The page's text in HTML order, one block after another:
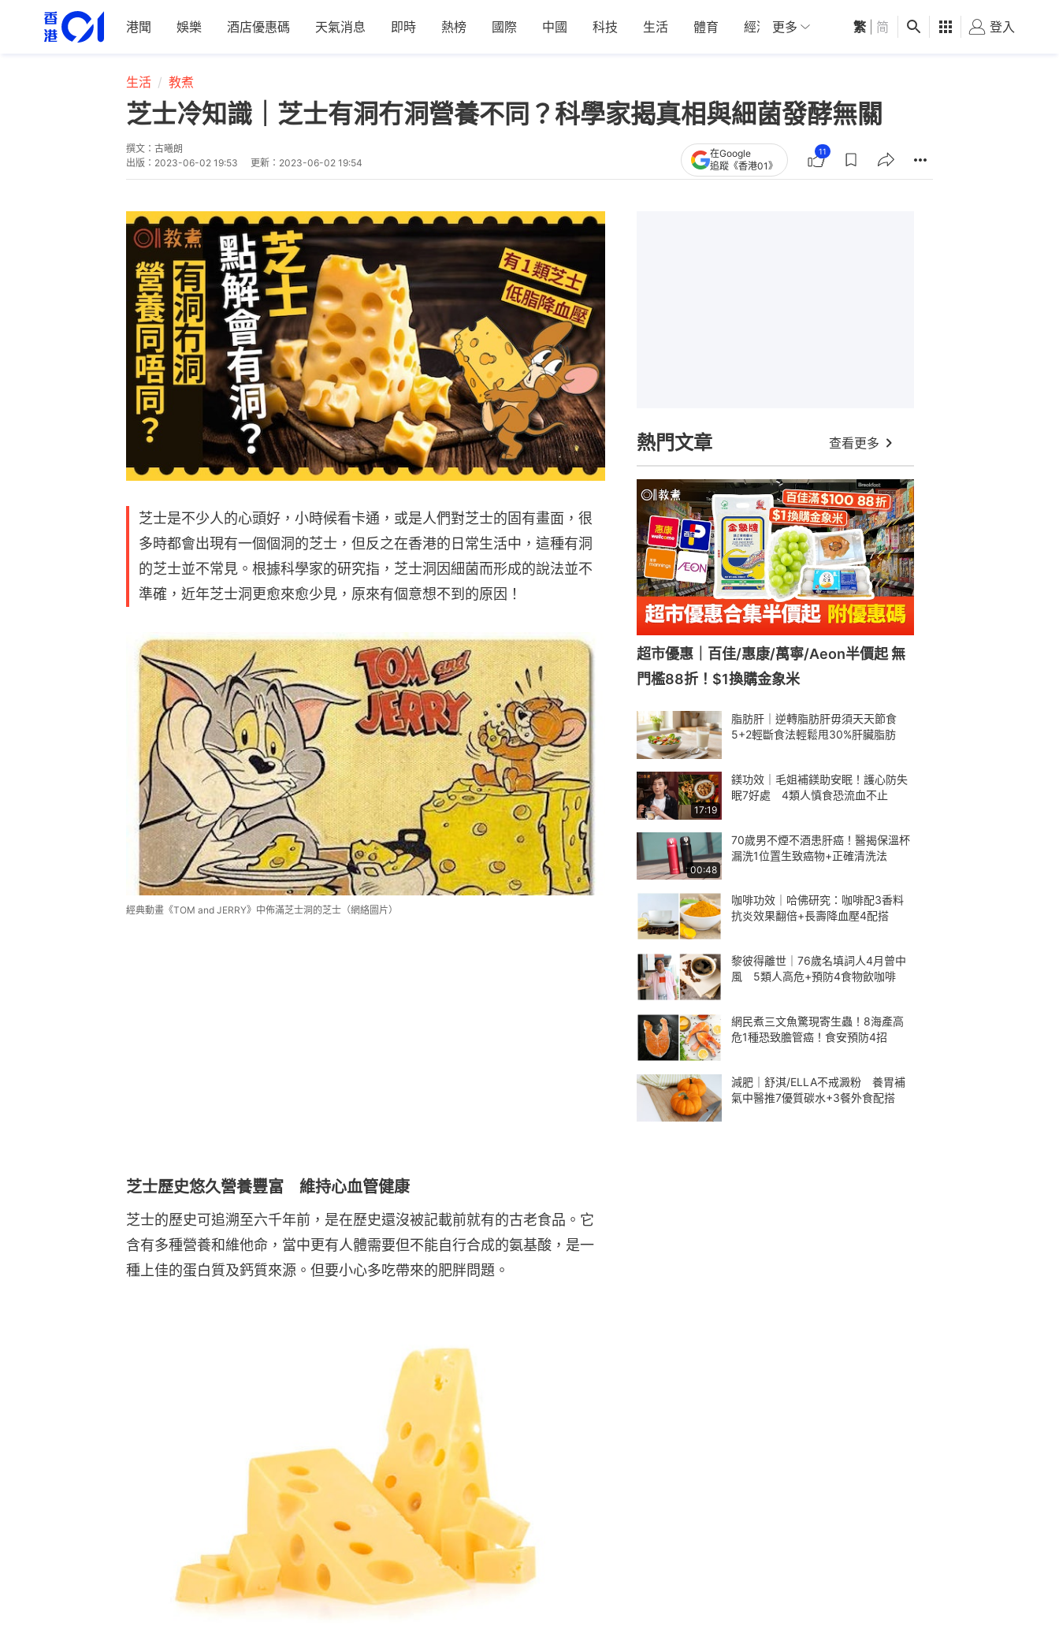
港聞 娛樂 酒店優惠碼 天氣消息 即時 熱榜 國際 中國 科技 生活 體育 經濟 01深圳 觀點 健康 好食玩飛
更多 繁 简 登入
生活 教煮
芝士冷知識｜芝士有洞冇洞營養不同？科學家揭真相與細菌發酵無關
撰文： 古曦朗
出版： 2023-06-02 19:53 更新： 2023-06-02 19:54
在Google
追蹤《香港01》
11
芝士是不少人的心頭好，小時候看卡通，或是人們對芝士的固有畫面，很
多時都會出現有一個個洞的芝士，但反之在香港的日常生活中，這種有洞
的芝士並不常見。根據科學家的研究指，芝士洞因細菌而形成的說法並不
準確，近年芝士洞更愈來愈少見，原來有個意想不到的原因！
經典動畫《TOM and JERRY》中佈滿芝士洞的芝士（網絡圖片）
芝士歷史悠久營養豐富 維持心血管健康
芝士的歷史可追溯至六千年前，是在歷史還沒被記載前就有的古老食品。它
含有多種營養和維他命，當中更有人體需要但不能自行合成的氨基酸，是一
種上佳的蛋白質及鈣質來源。但要小心多吃帶來的肥胖問題。
熱門文章 查看更多
超市優惠｜百佳/惠康/萬寧/Aeon半價起 無
門檻88折！$1換購金象米
脂肪肝｜逆轉脂肪肝毋須天天節食
5+2輕斷食法輕鬆甩30%肝臟脂肪
17:19
鎂功效｜毛姐補鎂助安眠！護心防失
眠7好處 4類人慎食恐流血不止
00:48
70歲男不煙不酒患肝癌！醫揭保溫杯
漏洗1位置生致癌物+正確清洗法
咖啡功效｜哈佛研究：咖啡配3香料
抗炎效果翻倍+長壽降血壓4配搭
黎彼得離世｜76歲名填詞人4月曾中
風 5類人高危+預防4食物飲咖啡
網民煮三文魚驚現寄生蟲！8海產高
危1種恐致膽管癌！食安預防4招
減肥｜舒淇/ELLA不戒澱粉 養胃補
氣中醫推7優質碳水+3餐外食配搭